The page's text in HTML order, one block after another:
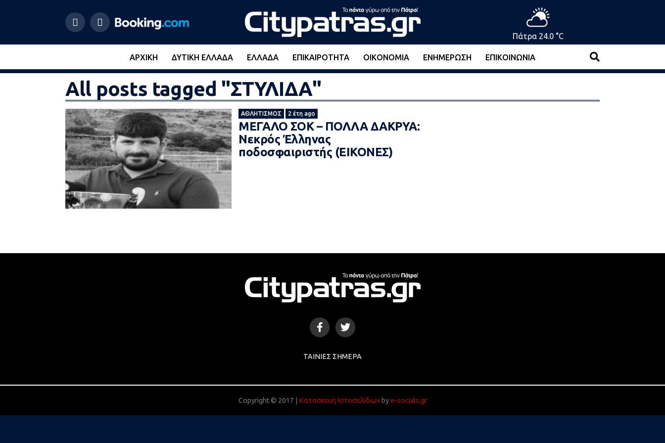
Πάτρα 24.0 °C
ΑΡΧΙΚΉ ΔΥΤΙΚΉ ΕΛΛΆΔΑ ΕΛΛΆΔΑ ΕΠΙΚΑΙΡΌΤΗΤΑ ΟΙΚΟΝΟΜΊΑ ΕΝΗΜΈΡΩΣΗ ΕΠΙΚΟΙΝΩΝΊΑ
All posts tagged "ΣΤΥΛΙΔΑ"
ΑΘΛΗΤΙΣΜΌΣ 2 έτη ago
ΜΕΓΑΛΟ ΣOK – ΠΟΛΛΑ ΔΑΚΡΥΑ:
Νεκρός Έλληνας
ποδοσφαιριστής (ΕΙΚΟΝΕΣ)
ΤΑΙΝΊΕΣ ΣΉΜΕΡΑ
Copyright © 2017 | Κατασκευή Ιστοσελίδωνbye-socials.gr